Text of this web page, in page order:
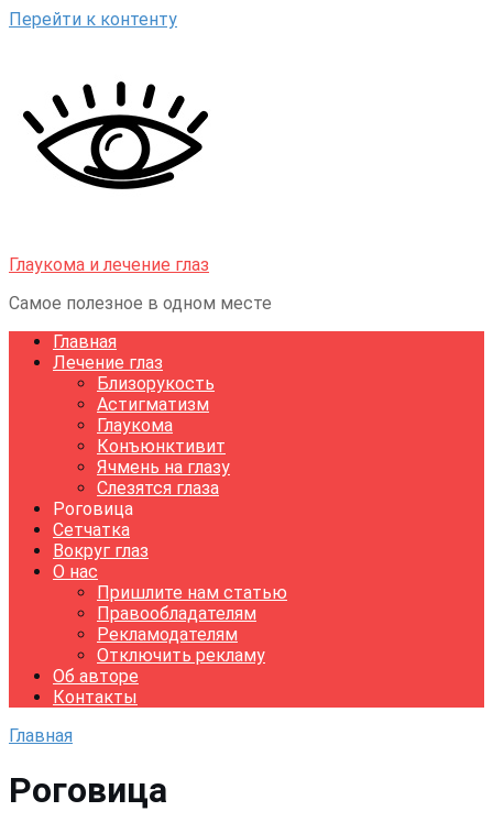
Перейти к контенту
Глаукома и лечение глаз
Самое полезное в одном месте
Главная
Лечение глаз
Близорукость
Астигматизм
Глаукома
Конъюнктивит
Ячмень на глазу
Слезятся глаза
Роговица
Сетчатка
Вокруг глаз
О нас
Пришлите нам статью
Правообладателям
Рекламодателям
Отключить рекламу
Об авторе
Контакты
Главная
Роговица